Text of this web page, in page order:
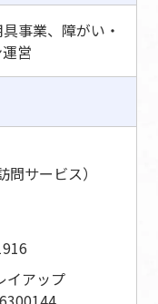
事業、障がい・
営
問サービス）
イアップ